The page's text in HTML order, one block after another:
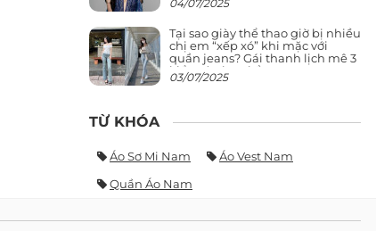
04/07/2025
Tại sao giày thể thao giờ bị nhiều
chị em “xếp xó” khi mặc với
quần jeans? Gái thanh lịch mê 3
kiểu này hơn hẳn
03/07/2025
TỪ KHÓA
Áo Sơ Mi Nam
Áo Vest Nam
Quần Áo Nam